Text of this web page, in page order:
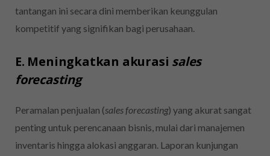
tantangan ini secara dini memberikan keunggulan
kompetitif yang signifikan bagi perusahaan.
E. Meningkatkan akurasi sales
forecasting
Peramalan penjualan (sales forecasting) yang akurat sangat
penting untuk perencanaan bisnis, mulai dari manajemen
inventaris hingga alokasi anggaran. Laporan kunjungan